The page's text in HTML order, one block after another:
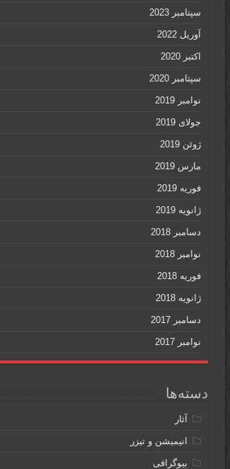
سپتامبر 2023
آوریل 2022
اکتبر 2020
سپتامبر 2020
نوامبر 2019
جولای 2019
ژوئن 2019
مارس 2019
فوریه 2019
ژانویه 2019
دسامبر 2018
نوامبر 2018
فوریه 2018
ژانویه 2018
دسامبر 2017
نوامبر 2017
دسته‌ها
آثار
انیمیشن و تیزر
بیوگرافی